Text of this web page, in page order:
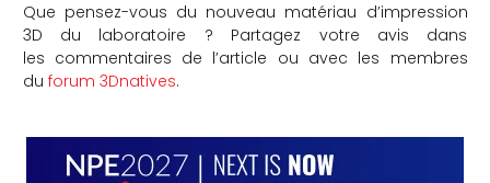
Que pensez-vous du nouveau matériau d’impression
3D du laboratoire ? Partagez votre avis dans
les commentaires de l’article ou avec les membres
du forum 3Dnatives.